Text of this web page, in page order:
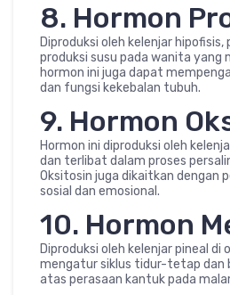
8. Hormon
Diproduksi oleh kelenjar
produksi susu pada wanita yang
hormon ini juga dapat
dan fungsi kekebalan tubuh.
9. Hormon
Hormon ini diproduksi oleh
dan terlibat dalam proses
Oksitosin juga dikaitkan dengan
sosial dan emosional.
10. Hormon
Diproduksi oleh kelenjar pineal di
mengatur siklus tidur-tetap dan
atas perasaan kantuk pada